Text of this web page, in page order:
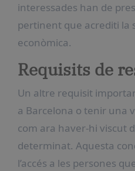
interessades han de
pertinent que acrediti la
econòmica.
Requisits de
Un altre requisit
a Barcelona o tenir una
com ara haver-hi viscut
determinat. Aquesta
l’accés a les persones